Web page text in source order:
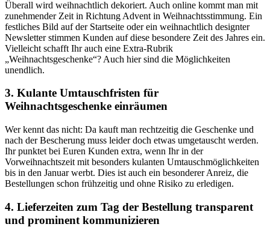
Überall wird weihnachtlich dekoriert. Auch online kommt man mit
zunehmender Zeit in Richtung Advent in Weihnachtsstimmung. Ein
festliches Bild auf der Startseite oder ein weihnachtlich designter
Newsletter stimmen Kunden auf diese besondere Zeit des Jahres ein.
Vielleicht schafft Ihr auch eine Extra-Rubrik
„Weihnachtsgeschenke“? Auch hier sind die Möglichkeiten
unendlich.
3. Kulante Umtauschfristen für
Weihnachtsgeschenke einräumen
Wer kennt das nicht: Da kauft man rechtzeitig die Geschenke und
nach der Bescherung muss leider doch etwas umgetauscht werden.
Ihr punktet bei Euren Kunden extra, wenn Ihr in der
Vorweihnachtszeit mit besonders kulanten Umtauschmöglichkeiten
bis in den Januar werbt. Dies ist auch ein besonderer Anreiz, die
Bestellungen schon frühzeitig und ohne Risiko zu erledigen.
4. Lieferzeiten zum Tag der Bestellung transparent
und prominent kommunizieren